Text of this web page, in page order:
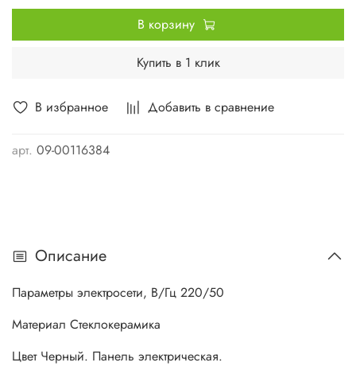
В избранное Добавить в сравнение
арт. 09-00116384
В корзину
Купить в 1 клик
Описание
Параметры электросети, В/Гц 220/50
Материал Стеклокерамика
Цвет Черный. Панель электрическая.